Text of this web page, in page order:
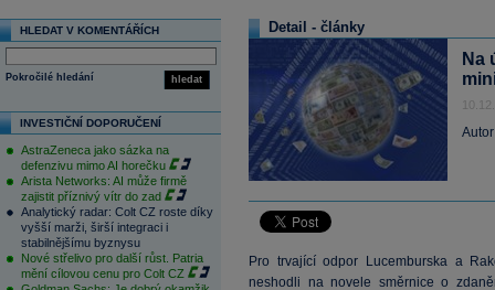
HLEDAT V KOMENTÁŘÍCH
hledat
Pokročilé hledání
INVESTIČNÍ DOPORUČENÍ
AstraZeneca jako sázka na
defenzivu mimo AI horečku
Arista Networks: AI může firmě
zajistit příznivý vítr do zad
Analytický radar: Colt CZ roste díky
vyšší marži, širší integraci i
stabilnějšímu byznysu
Nové střelivo pro další růst. Patria
mění cílovou cenu pro Colt CZ
Detail - články
Na
Pro trvající odpor Lucemburska a
neshodli na novele směrnice o